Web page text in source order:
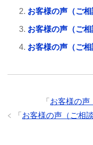
お客様の声（ご
お客様の声（ご
お客様の声（ご
「 お客様の声
「 お客様の声（ご相